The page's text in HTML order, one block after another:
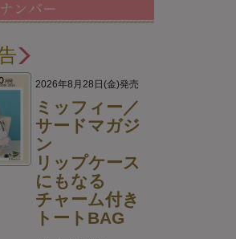
2026年8月28日(金)発売
ミッフィー／
サードマガジ
ン
リップケース
にもなる
チャーム付き
トートBAG